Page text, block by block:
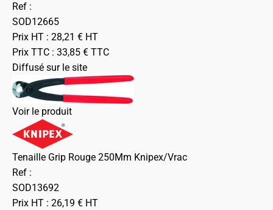
Ref :
SOD12665
Prix HT : 28,21 € HT
Prix TTC : 33,85 € TTC
Diffusé sur le site
Voir le produit
Tenaille Grip Rouge 250Mm Knipex/Vrac
Ref :
SOD13692
Prix HT : 26,19 € HT